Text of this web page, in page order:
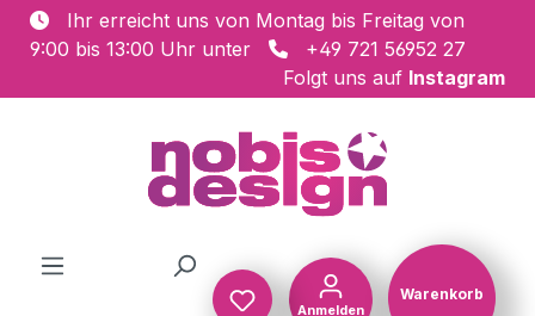
Zum Hauptinhalt springen
Ihr erreicht uns von Montag bis Freitag von
9:00 bis 13:00 Uhr unter
+49 721 56952 27
Folgt uns auf Instagram
Anmelden
Warenkorb